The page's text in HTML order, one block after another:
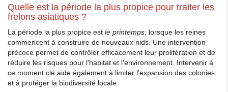
Quelle est la période la plus propice pour traiter les
frelons asiatiques ?
La période la plus propice est le printemps, lorsque les reines
commencent à construire de nouveaux nids. Une intervention
précoce permet de contrôler efficacement leur prolifération et de
réduire les risques pour l'habitat et l'environnement. Intervenir à
ce moment clé aide également à limiter l'expansion des colonies
et à protéger la biodiversité locale.